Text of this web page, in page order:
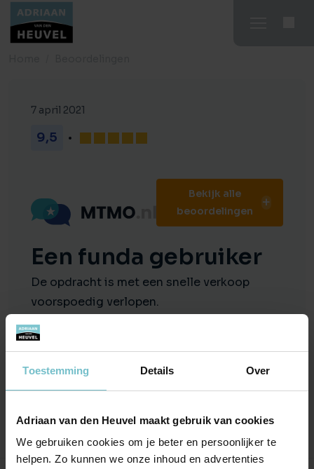
Toestemming Details Over
Adriaan van den Heuvel maakt gebruik van cookies
We gebruiken cookies om je beter en persoonlijker te
helpen. Zo kunnen we onze inhoud en advertenties
7 april 2021
9,5
Bekijk alle
beoordelingen
Een funda gebruiker
De opdracht is met een snelle verkoop
voorspoedig verlopen.
Bij de derde bezichtiging was de verkoop
geregeld.
tevreden met de gang van zaken.